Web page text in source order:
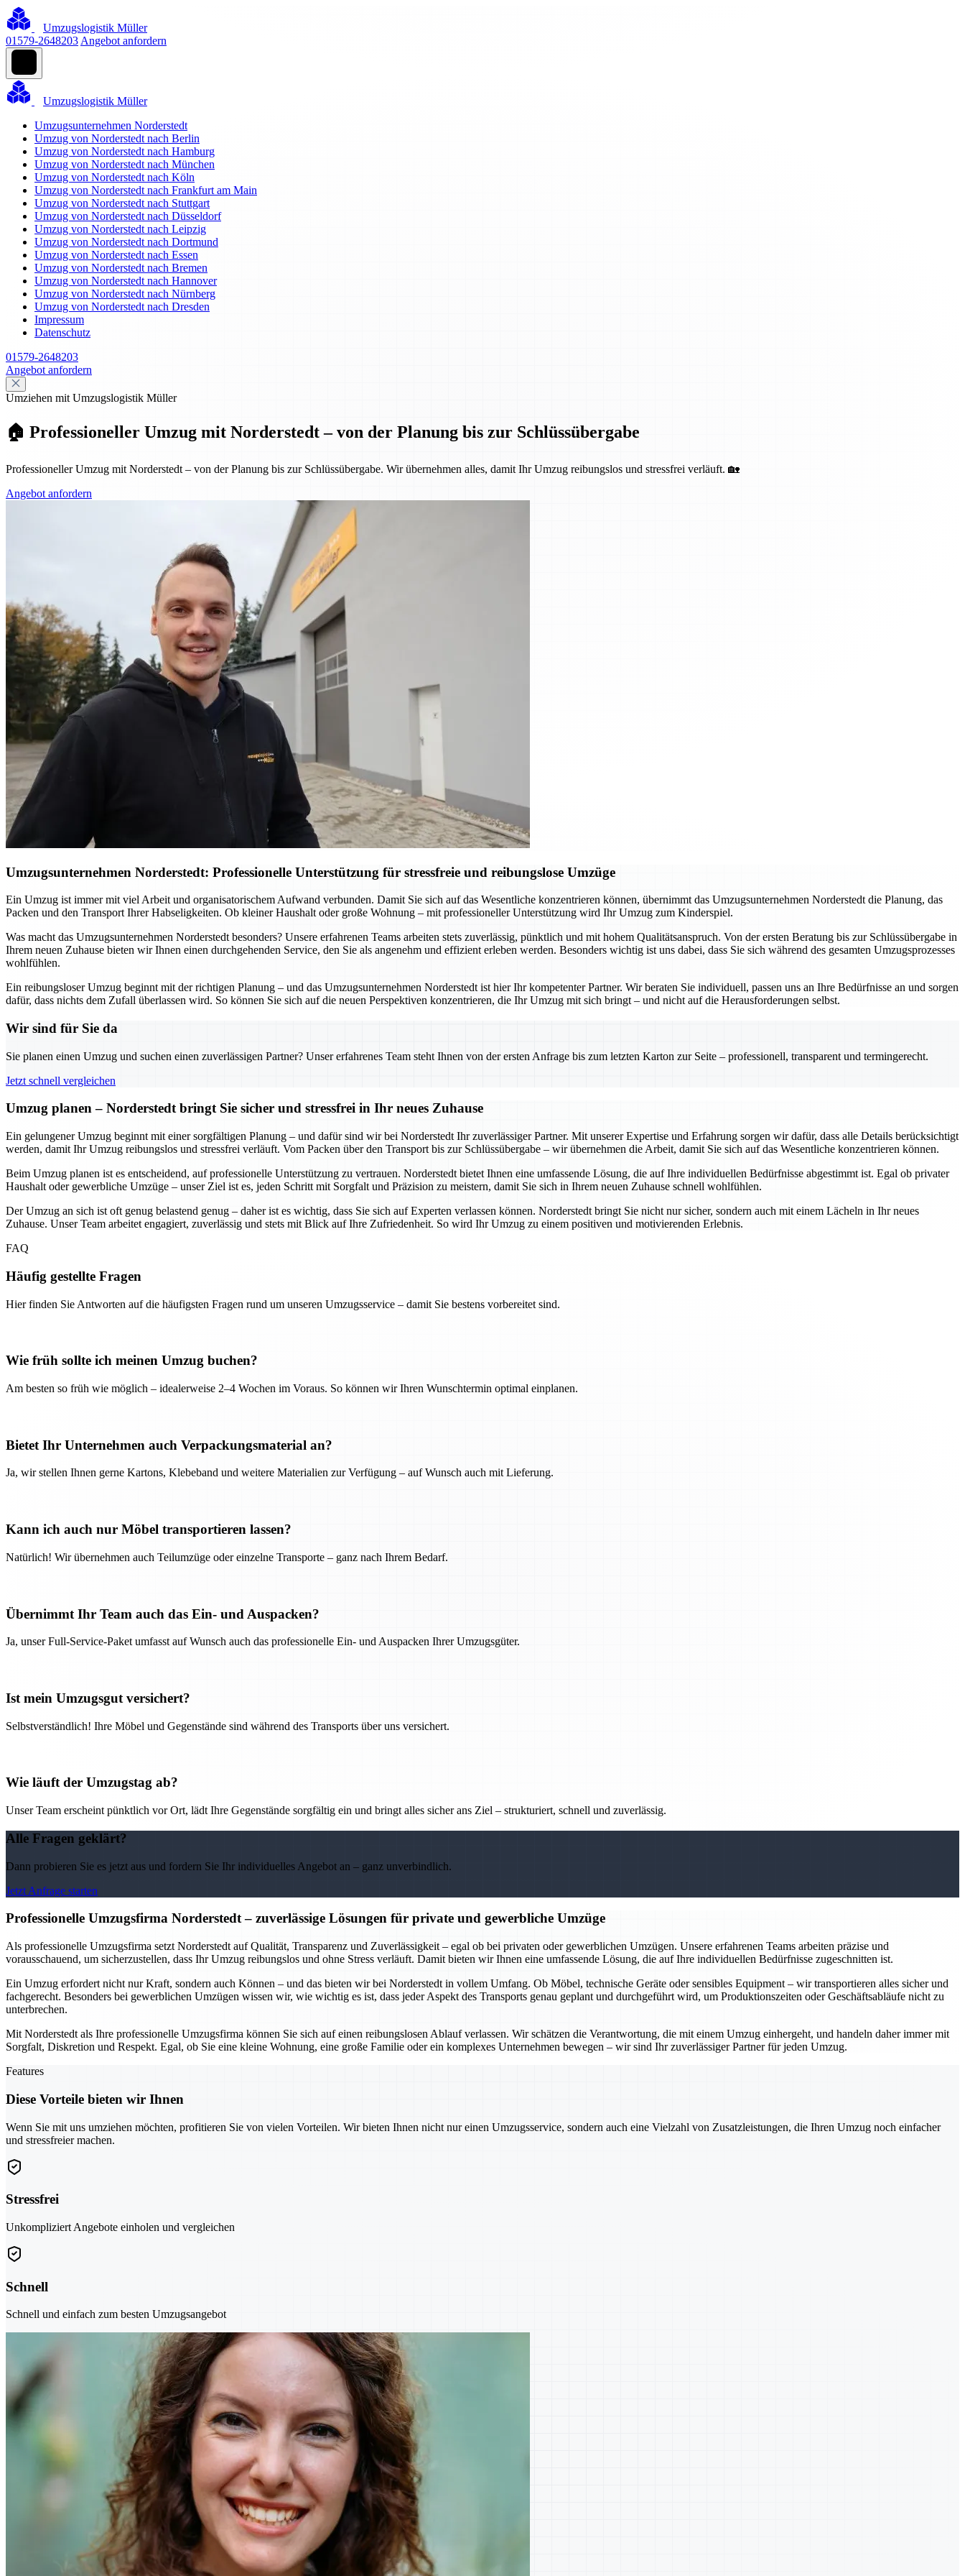
Umzugslogistik Müller
01579-2648203 Angebot anfordern
Umzugslogistik Müller
Umzugsunternehmen Norderstedt
Umzug von Norderstedt nach Berlin
Umzug von Norderstedt nach Hamburg
Umzug von Norderstedt nach München
Umzug von Norderstedt nach Köln
Umzug von Norderstedt nach Frankfurt am Main
Umzug von Norderstedt nach Stuttgart
Umzug von Norderstedt nach Düsseldorf
Umzug von Norderstedt nach Leipzig
Umzug von Norderstedt nach Dortmund
Umzug von Norderstedt nach Essen
Umzug von Norderstedt nach Bremen
Umzug von Norderstedt nach Hannover
Umzug von Norderstedt nach Nürnberg
Umzug von Norderstedt nach Dresden
Impressum
Datenschutz
01579-2648203
Angebot anfordern
Umziehen mit Umzugslogistik Müller
🏠 Professioneller Umzug mit Norderstedt – von der Planung bis zur Schlüssübergabe
Professioneller Umzug mit Norderstedt – von der Planung bis zur Schlüssübergabe. Wir übernehmen alles, damit Ihr Umzug reibungslos und stressfrei verläuft. 🏡
Angebot anfordern
Umzugsunternehmen Norderstedt: Professionelle Unterstützung für stressfreie und reibungslose Umzüge
Ein Umzug ist immer mit viel Arbeit und organisatorischem Aufwand verbunden. Damit Sie sich auf das Wesentliche konzentrieren können, übernimmt das Umzugsunternehmen Norderstedt die Planung, das
Packen und den Transport Ihrer Habseligkeiten. Ob kleiner Haushalt oder große Wohnung – mit professioneller Unterstützung wird Ihr Umzug zum Kinderspiel.
Was macht das Umzugsunternehmen Norderstedt besonders? Unsere erfahrenen Teams arbeiten stets zuverlässig, pünktlich und mit hohem Qualitätsanspruch. Von der ersten Beratung bis zur Schlüssübergabe in
Ihrem neuen Zuhause bieten wir Ihnen einen durchgehenden Service, den Sie als angenehm und effizient erleben werden. Besonders wichtig ist uns dabei, dass Sie sich während des gesamten Umzugsprozesses
wohlfühlen.
Ein reibungsloser Umzug beginnt mit der richtigen Planung – und das Umzugsunternehmen Norderstedt ist hier Ihr kompetenter Partner. Wir beraten Sie individuell, passen uns an Ihre Bedürfnisse an und sorgen
dafür, dass nichts dem Zufall überlassen wird. So können Sie sich auf die neuen Perspektiven konzentrieren, die Ihr Umzug mit sich bringt – und nicht auf die Herausforderungen selbst.
Wir sind für Sie da
Sie planen einen Umzug und suchen einen zuverlässigen Partner? Unser erfahrenes Team steht Ihnen von der ersten Anfrage bis zum letzten Karton zur Seite – professionell, transparent und termingerecht.
Jetzt schnell vergleichen
Umzug planen – Norderstedt bringt Sie sicher und stressfrei in Ihr neues Zuhause
Ein gelungener Umzug beginnt mit einer sorgfältigen Planung – und dafür sind wir bei Norderstedt Ihr zuverlässiger Partner. Mit unserer Expertise und Erfahrung sorgen wir dafür, dass alle Details berücksichtigt
werden, damit Ihr Umzug reibungslos und stressfrei verläuft. Vom Packen über den Transport bis zur Schlüssübergabe – wir übernehmen die Arbeit, damit Sie sich auf das Wesentliche konzentrieren können.
Beim Umzug planen ist es entscheidend, auf professionelle Unterstützung zu vertrauen. Norderstedt bietet Ihnen eine umfassende Lösung, die auf Ihre individuellen Bedürfnisse abgestimmt ist. Egal ob privater
Haushalt oder gewerbliche Umzüge – unser Ziel ist es, jeden Schritt mit Sorgfalt und Präzision zu meistern, damit Sie sich in Ihrem neuen Zuhause schnell wohlfühlen.
Der Umzug an sich ist oft genug belastend genug – daher ist es wichtig, dass Sie sich auf Experten verlassen können. Norderstedt bringt Sie nicht nur sicher, sondern auch mit einem Lächeln in Ihr neues
Zuhause. Unser Team arbeitet engagiert, zuverlässig und stets mit Blick auf Ihre Zufriedenheit. So wird Ihr Umzug zu einem positiven und motivierenden Erlebnis.
FAQ
Häufig gestellte Fragen
Hier finden Sie Antworten auf die häufigsten Fragen rund um unseren Umzugsservice – damit Sie bestens vorbereitet sind.
Wie früh sollte ich meinen Umzug buchen?
Am besten so früh wie möglich – idealerweise 2–4 Wochen im Voraus. So können wir Ihren Wunschtermin optimal einplanen.
Bietet Ihr Unternehmen auch Verpackungsmaterial an?
Ja, wir stellen Ihnen gerne Kartons, Klebeband und weitere Materialien zur Verfügung – auf Wunsch auch mit Lieferung.
Kann ich auch nur Möbel transportieren lassen?
Natürlich! Wir übernehmen auch Teilumzüge oder einzelne Transporte – ganz nach Ihrem Bedarf.
Übernimmt Ihr Team auch das Ein- und Auspacken?
Ja, unser Full-Service-Paket umfasst auf Wunsch auch das professionelle Ein- und Auspacken Ihrer Umzugsgüter.
Ist mein Umzugsgut versichert?
Selbstverständlich! Ihre Möbel und Gegenstände sind während des Transports über uns versichert.
Wie läuft der Umzugstag ab?
Unser Team erscheint pünktlich vor Ort, lädt Ihre Gegenstände sorgfältig ein und bringt alles sicher ans Ziel – strukturiert, schnell und zuverlässig.
Alle Fragen geklärt?
Dann probieren Sie es jetzt aus und fordern Sie Ihr individuelles Angebot an – ganz unverbindlich.
Jetzt Anfrage starten
Professionelle Umzugsfirma Norderstedt – zuverlässige Lösungen für private und gewerbliche Umzüge
Als professionelle Umzugsfirma setzt Norderstedt auf Qualität, Transparenz und Zuverlässigkeit – egal ob bei privaten oder gewerblichen Umzügen. Unsere erfahrenen Teams arbeiten präzise und
vorausschauend, um sicherzustellen, dass Ihr Umzug reibungslos und ohne Stress verläuft. Damit bieten wir Ihnen eine umfassende Lösung, die auf Ihre individuellen Bedürfnisse zugeschnitten ist.
Ein Umzug erfordert nicht nur Kraft, sondern auch Können – und das bieten wir bei Norderstedt in vollem Umfang. Ob Möbel, technische Geräte oder sensibles Equipment – wir transportieren alles sicher und
fachgerecht. Besonders bei gewerblichen Umzügen wissen wir, wie wichtig es ist, dass jeder Aspekt des Transports genau geplant und durchgeführt wird, um Produktionszeiten oder Geschäftsabläufe nicht zu
unterbrechen.
Mit Norderstedt als Ihre professionelle Umzugsfirma können Sie sich auf einen reibungslosen Ablauf verlassen. Wir schätzen die Verantwortung, die mit einem Umzug einhergeht, und handeln daher immer mit
Sorgfalt, Diskretion und Respekt. Egal, ob Sie eine kleine Wohnung, eine große Familie oder ein komplexes Unternehmen bewegen – wir sind Ihr zuverlässiger Partner für jeden Umzug.
Features
Diese Vorteile bieten wir Ihnen
Wenn Sie mit uns umziehen möchten, profitieren Sie von vielen Vorteilen. Wir bieten Ihnen nicht nur einen Umzugsservice, sondern auch eine Vielzahl von Zusatzleistungen, die Ihren Umzug noch einfacher
und stressfreier machen.
Stressfrei
Unkompliziert Angebote einholen und vergleichen
Schnell
Schnell und einfach zum besten Umzugsangebot